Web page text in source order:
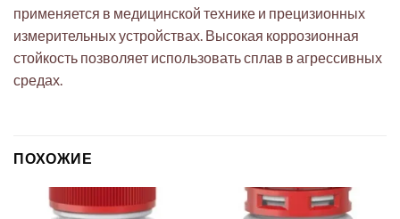
применяется в медицинской технике и прецизионных
измерительных устройствах. Высокая коррозионная
стойкость позволяет использовать сплав в агрессивных
средах.
ПОХОЖИЕ